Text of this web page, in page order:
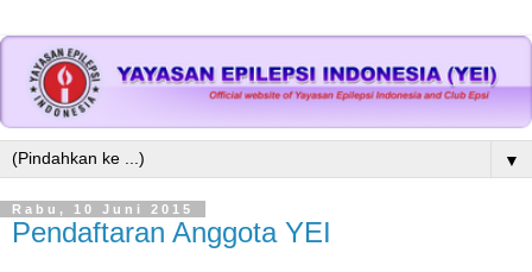
▼
Rabu, 10 Juni 2015
Pendaftaran Anggota YEI